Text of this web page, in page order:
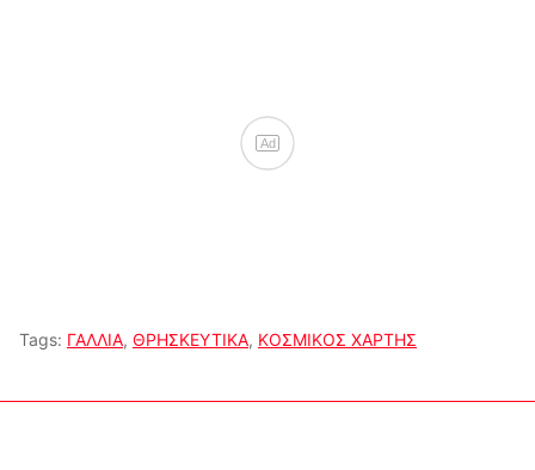
Ad
Tags: ΓΑΛΛΙΑ, ΘΡΗΣΚΕΥΤΙΚΑ, ΚΟΣΜΙΚΟΣ ΧΑΡΤΗΣ